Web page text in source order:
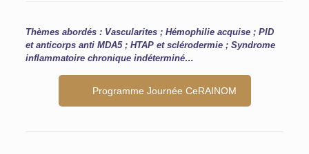
Thèmes abordés : Vascularites ; Hémophilie acquise ; PID
et anticorps anti MDA5 ; HTAP et sclérodermie ; Syndrome
inflammatoire chronique indéterminé…
Programme Journée CeRAINOM